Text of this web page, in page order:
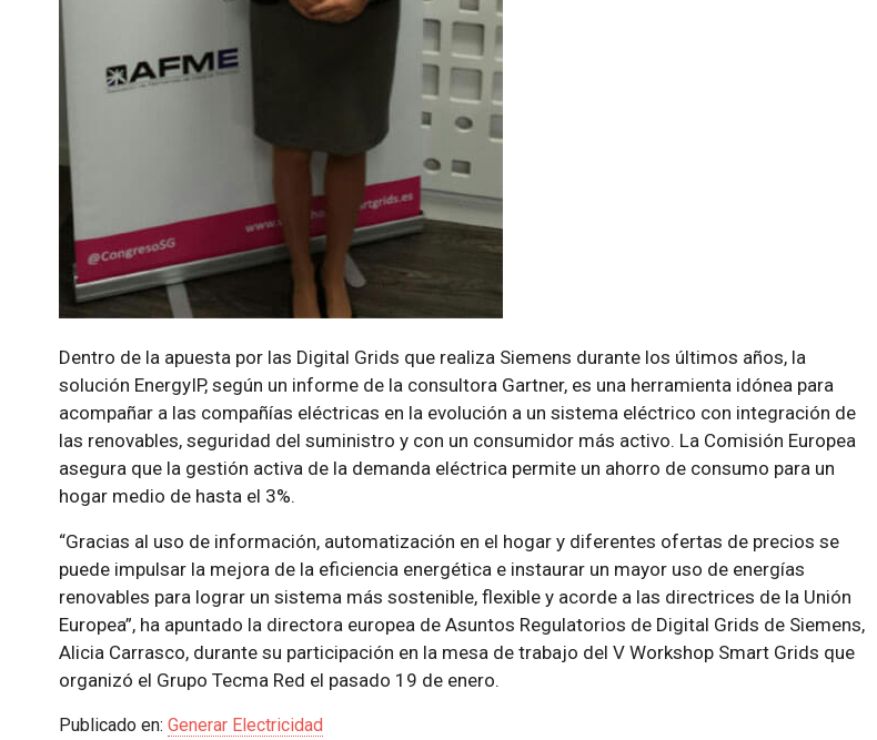
Dentro de la apuesta por las Digital Grids que realiza Siemens durante los últimos años, la
solución EnergyIP, según un informe de la consultora Gartner, es una herramienta idónea para
acompañar a las compañías eléctricas en la evolución a un sistema eléctrico con integración de
las renovables, seguridad del suministro y con un consumidor más activo. La Comisión Europea
asegura que la gestión activa de la demanda eléctrica permite un ahorro de consumo para un
hogar medio de hasta el 3%.
Gracias al uso de información, automatización en el hogar y diferentes ofertas de precios se
puede impulsar la mejora de la eficiencia energética e instaurar un mayor uso de energías
renovables para lograr un sistema más sostenible, flexible y acorde a las directrices de la Unión
Europea , ha apuntado la directora europea de Asuntos Regulatorios de Digital Grids de Siemens,
Alicia Carrasco, durante su participación en la mesa de trabajo del V Workshop Smart Grids que
organizó el Grupo Tecma Red el pasado 19 de enero.
Publicado en: Generar Electricidad